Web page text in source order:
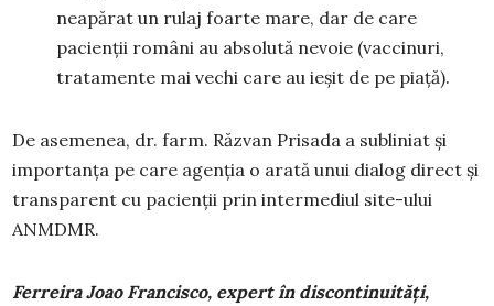
neapărat un rulaj foarte mare, dar de care
pacienții români au absolută nevoie (vaccinuri,
tratamente mai vechi care au ieșit de pe piață).
De asemenea, dr. farm. Răzvan Prisada a subliniat și
importanța pe care agenția o arată unui dialog direct și
transparent cu pacienții prin intermediul site-ului
ANMDMR.
Ferreira Joao Francisco, expert în discontinuități,